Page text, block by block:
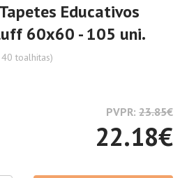
Educativos
60x60 - 105 uni.
toalhitas)
PVPR: 23.85€
22.18€